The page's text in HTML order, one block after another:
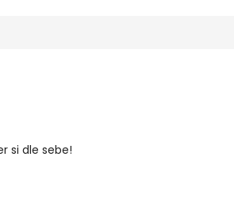
si dle sebe!